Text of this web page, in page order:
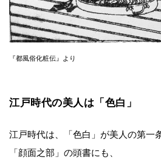
『都風俗化粧伝』より
江戸時代の美人は「色白」
江戸時代は、「色白」が美人の第一
「顔面之部」の頭書にも、